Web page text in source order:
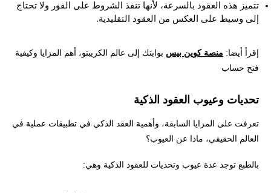
تتميز هذه العقود بالسرعة، لأنها تنفذ الشروط على الفور ولا تحتاج
إلى وسيط على العكس من العقود التقليدية.
إقرأ أيضا: منصة كوين بيس بوابتك إلى عالم الكريبتو، أهم المزايا وكيفية
فتح حساب
تحديات وعيوب العقود الذكية
تعرفت على المزايا السابقة، وأهمية العقد الذكي في تطبيقات عملية في
العالم الحقيقي، ماذا عن العيوب؟
بالطبع توجد عدة عيوب وتحديات للعقود الذكية وهي: